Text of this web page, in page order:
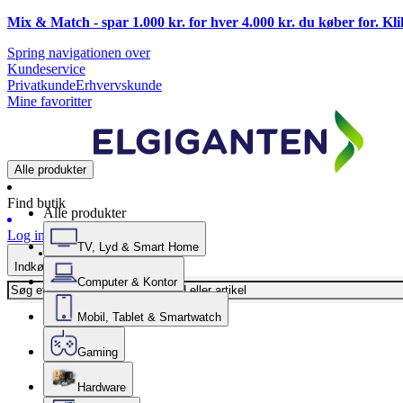
Mix & Match - spar 1.000 kr. for hver 4.000 kr. du køber for.
Spring navigationen over
Kundeservice
PrivatkundeErhvervskunde
Mine favoritter
Alle produkter
Find butik
Log ind
Indkøbskurv
Alle produkter
TV, Lyd & Smart Home
Computer & Kontor
Mobil, Tablet & Smartwatch
Gaming
Hardware